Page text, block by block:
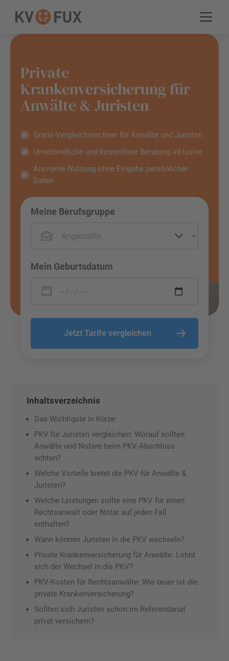
Private
Krankenversicherung für
Anwälte & Juristen
Gratis-Vergleichsrechner für Anwälte und Juristen
Unverbindliche und kostenlose Beratung inklusive
Anonyme Nutzung ohne Eingabe persönlicher
Daten
Meine Berufsgruppe
Mein Geburtsdatum
Jetzt Tarife vergleichen
Inhaltsverzeichnis
Das Wichtigste in Kürze:
PKV für Juristen vergleichen: Worauf sollten
Anwälte und Notare beim PKV-Abschluss
achten?
Welche Vorteile bietet die PKV für Anwälte &
Juristen?
Welche Leistungen sollte eine PKV für einen
Rechtsanwalt oder Notar auf jeden Fall
enthalten?
Wann können Juristen in die PKV wechseln?
Private Krankenversicherung für Anwälte: Lohnt
sich der Wechsel in die PKV?
PKV-Kosten für Rechtsanwälte: Wie teuer ist die
private Krankenversicherung?
Sollten sich Juristen schon im Referendariat
privat versichern?